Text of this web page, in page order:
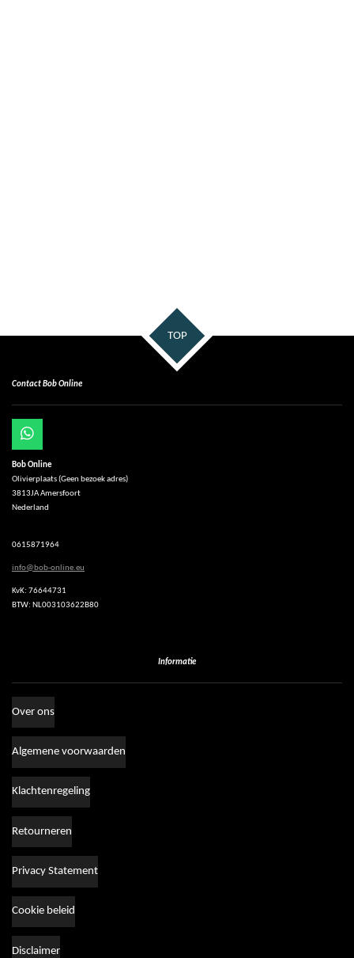
TOP
Contact Bob Online
W
h
a
t
s
A
p
Bob Online
Olivierplaats (Geen bezoek adres)
3813JA Amersfoort
Nederland
0615871964
info@bob-online.eu
KvK: 76644731
BTW: NL003103622B80
Informatie
Over ons
Algemene voorwaarden
Klachtenregeling
Retourneren
Privacy Statement
Cookie beleid
Disclaimer